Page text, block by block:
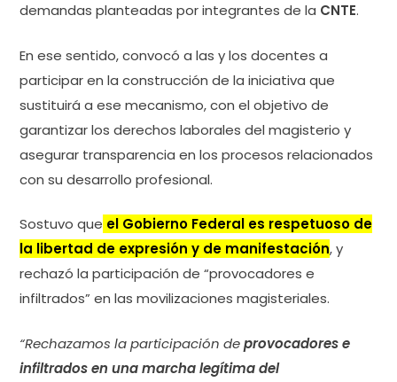
demandas planteadas por integrantes de la CNTE.
En ese sentido, convocó a las y los docentes a
participar en la construcción de la iniciativa que
sustituirá a ese mecanismo, con el objetivo de
garantizar los derechos laborales del magisterio y
asegurar transparencia en los procesos relacionados
con su desarrollo profesional.
Sostuvo que el Gobierno Federal es respetuoso de
la libertad de expresión y de manifestación, y
rechazó la participación de “provocadores e
infiltrados” en las movilizaciones magisteriales.
“Rechazamos la participación deprovocadores e
infiltrados en una marcha legítima del